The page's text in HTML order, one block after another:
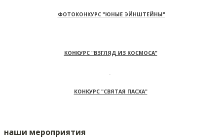
ФОТОКОНКУРС "ЮНЫЕ ЭЙНШТЕЙНЫ"
КОНКУРС "ВЗГЛЯД ИЗ КОСМОСА"
КОНКУРС "СВЯТАЯ ПАСХА"
наши мероприятия